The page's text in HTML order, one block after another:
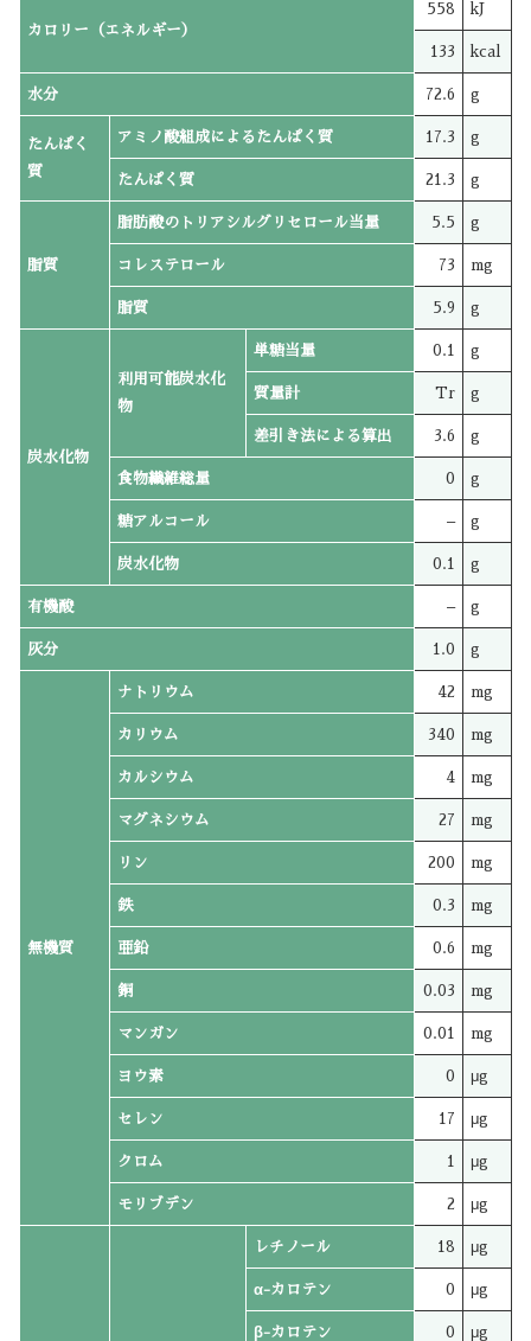
カロリー（エネルギー）
558 kJ
133 kcal
水分 72.6 g
たんぱく
質
アミノ酸組成によるたんぱく質 17.3 g
たんぱく質 21.3 g
脂質
脂肪酸のトリアシルグリセロール当量 5.5 g
コレステロール 73 mg
脂質 5.9 g
炭水化物
利用可能炭水化
物
単糖当量 0.1 g
質量計 Tr g
差引き法による算出 3.6 g
食物繊維総量 0 g
糖アルコール – g
炭水化物 0.1 g
有機酸 – g
灰分 1.0 g
無機質
ナトリウム 42 mg
カリウム 340 mg
カルシウム 4 mg
マグネシウム 27 mg
リン 200 mg
鉄 0.3 mg
亜鉛 0.6 mg
銅 0.03 mg
マンガン 0.01 mg
ヨウ素 0 μg
セレン 17 μg
クロム 1 μg
モリブデン 2 μg
レチノール 18 μg
α-カロテン 0 μg
β-カロテン 0 μg